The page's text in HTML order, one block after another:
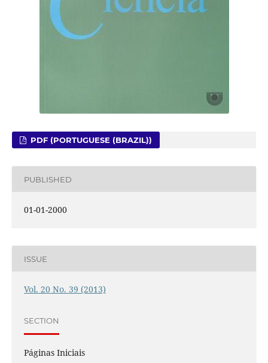
PDF (PORTUGUESE (BRAZIL))
PUBLISHED
01-01-2000
ISSUE
Vol. 20 No. 39 (2013)
SECTION
Páginas Iniciais